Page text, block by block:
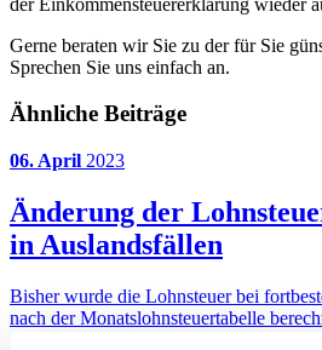
Gerne beraten wir Sie zu der für Sie
Sprechen Sie uns einfach an.
Ähnliche Beiträge
06. April 2023
Änderung der
in Auslandsfällen
Bisher wurde die Lohnsteuer bei
nach der Monatslohnsteuertabelle